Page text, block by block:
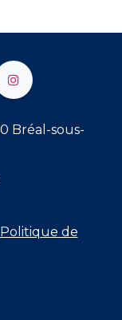
Bréal-sous-
Politique de